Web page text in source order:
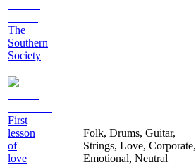
The
Southern
Society
First
lesson
of
love
Folk, Drums, Guitar,
Strings, Love, Corporate,
Emotional, Neutral